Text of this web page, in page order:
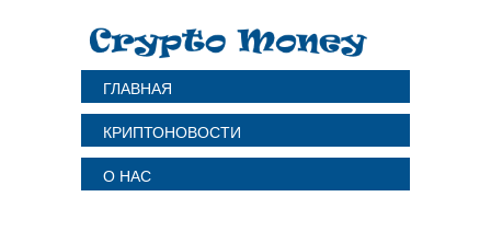
ГЛАВНАЯ
КРИПТОНОВОСТИ
О НАС